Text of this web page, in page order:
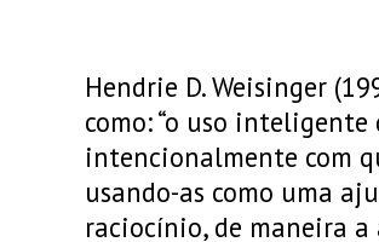
Hendrie D. Weisinger
como: “o uso inteligente
intencionalmente com
usando-as como uma
raciocínio, de maneira a